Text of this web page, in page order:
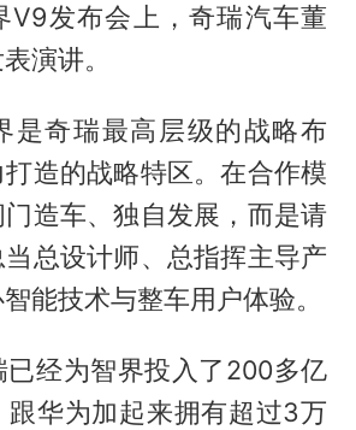
V9发布会上，奇瑞汽车董
演讲。
是奇瑞最高层级的战略布
造的战略特区。在合作模
造车、独自发展，而是请
总设计师、总指挥主导产
能技术与整车用户体验。
已经为智界投入了200多亿
跟华为加起来拥有超过3万